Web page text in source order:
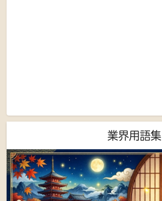
業界用語集